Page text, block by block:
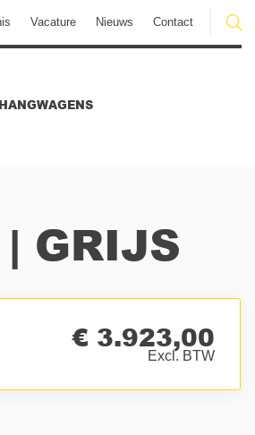
Vacature Nieuws Contact
GRIJS
€ 3.923,00
Excl. BTW